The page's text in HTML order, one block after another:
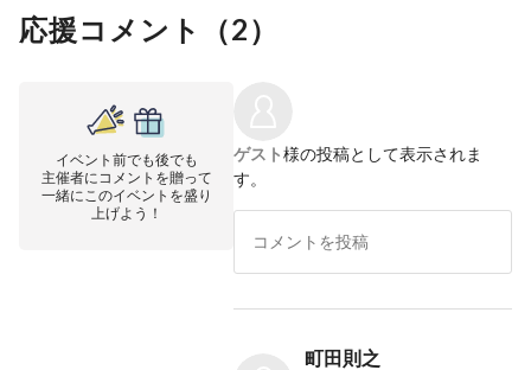
応援コメント（2）
イベント前でも後でも
主催者にコメントを贈って
一緒にこのイベントを盛り
上げよう！
ゲスト様の投稿として表示されま
す。
町田則之